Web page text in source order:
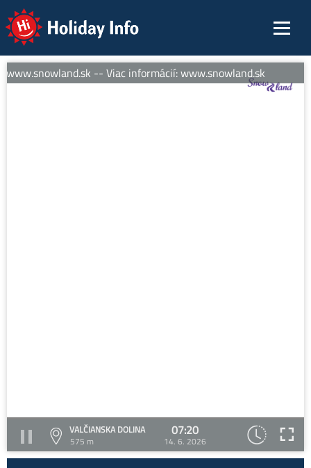
Holiday Info
-- Viac informácií: www.snowland.sk
VALČIANSKA DOLINA
575 m
07:20
14. 6. 2026